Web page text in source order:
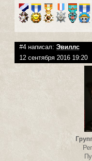
#4 написал: Эвиллс
12 сентября 2016 19:20